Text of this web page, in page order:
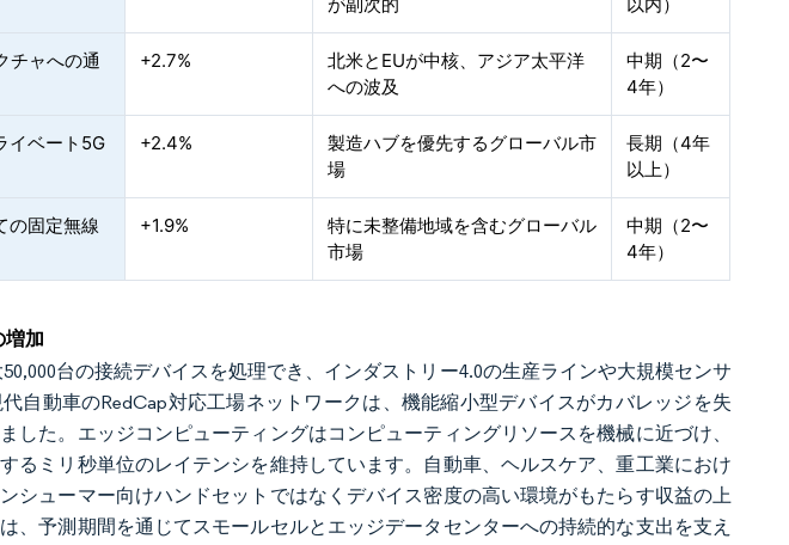
チャへの通
+2.7%
北米とEUが中核、アジア太平洋
への波及
中期（2〜
4年）
イベート5G
+2.4%
製造ハブを優先するグローバル市
場
長期（4年
以上）
の固定無線
+1.9%
特に未整備地域を含むグローバル
市場
中期（2〜
4年）
増加
台の接続デバイスを処理でき、インダストリー4.0の生産ラインや大規模センサ
自動車のRedCap対応工場ネットワークは、機能縮小型デバイスがカバレッジを失
した。エッジコンピューティングはコンピューティングリソースを機械に近づけ、
るミリ秒単位のレイテンシを維持しています。自動車、ヘルスケア、重工業におけ
シューマー向けハンドセットではなくデバイス密度の高い環境がもたらす収益の上
、予測期間を通じてスモールセルとエッジデータセンターへの持続的な支出を支え